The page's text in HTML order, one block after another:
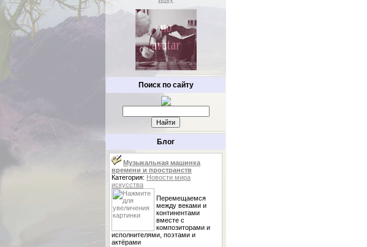
Поиск по сайту
Блог
Музыкальная машинка
времени и пространств
Категория: Новости мира
искусства
Перемещаемся
между веками и
континентами
вместе с
композиторами и
исполнителями, поэтами и
актёрами